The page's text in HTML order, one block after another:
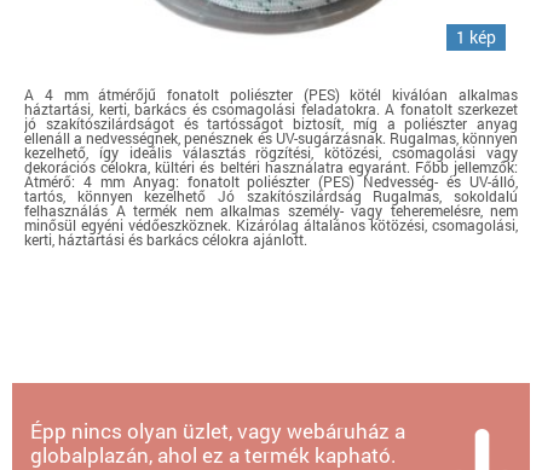
1 kép
A 4 mm átmérőjű fonatolt poliészter (PES) kötél kiválóan alkalmas
háztartási, kerti, barkács és csomagolási feladatokra. A fonatolt szerkezet
jó szakítószilárdságot és tartósságot biztosít, míg a poliészter anyag
ellenáll a nedvességnek, penésznek és UV-sugárzásnak. Rugalmas, könnyen
kezelhető, így ideális választás rögzítési, kötözési, csomagolási vagy
dekorációs célokra, kültéri és beltéri használatra egyaránt. Főbb jellemzők:
Átmérő: 4 mm Anyag: fonatolt poliészter (PES) Nedvesség- és UV-álló,
tartós, könnyen kezelhető Jó szakítószilárdság Rugalmas, sokoldalú
felhasználás A termék nem alkalmas személy- vagy teheremelésre, nem
minősül egyéni védőeszköznek. Kizárólag általános kötözési, csomagolási,
kerti, háztartási és barkács célokra ajánlott.
Épp nincs olyan üzlet, vagy webáruház a
globalplazán, ahol ez a termék kapható.